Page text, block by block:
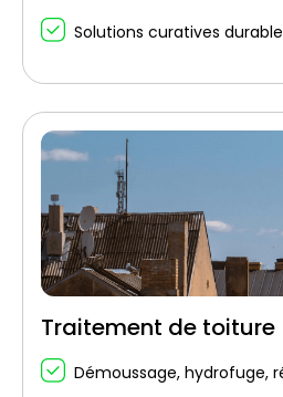
Solutions curatives
Traitement de toiture
Démoussage, hydrofuge,